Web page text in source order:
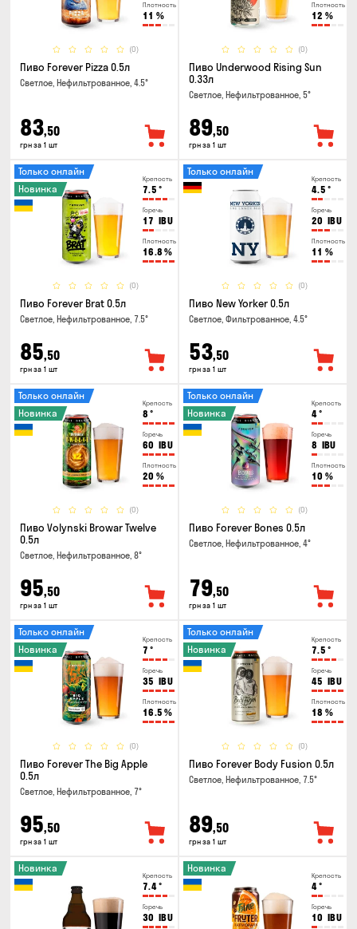
Плотность
11 %
(0)
Пиво Forever Pizza 0.5л
Светлое, Нефильтрованное, 4.5°
83,50
грн за 1 шт
Плотность
12 %
(0)
Пиво Underwood Rising Sun
0.33л
Светлое, Нефильтрованное, 5°
89,50
грн за 1 шт
Крепость
7.5 °
Горечь
17 IBU
Плотность
16.8 %
(0)
Только онлайн
Новинка
Пиво Forever Brat 0.5л
Светлое, Нефильтрованное, 7.5°
85,50
грн за 1 шт
Крепость
4.5 °
Горечь
20 IBU
Плотность
11 %
(0)
Только онлайн
Пиво New Yorker 0.5л
Светлое, Фильтрованное, 4.5°
53,50
грн за 1 шт
Крепость
8 °
Горечь
60 IBU
Плотность
20 %
(0)
Только онлайн
Новинка
Пиво Volynski Browar Twelve
0.5л
Светлое, Нефильтрованное, 8°
95,50
грн за 1 шт
Крепость
4°
Горечь
8 IBU
Плотность
10 %
(0)
Только онлайн
Новинка
Пиво Forever Bones 0.5л
Светлое, Нефильтрованное, 4°
79,50
грн за 1 шт
Крепость
7 °
Горечь
35 IBU
Плотность
16.5 %
(0)
Только онлайн
Новинка
Пиво Forever The Big Apple
0.5л
Светлое, Нефильтрованное, 7°
95,50
грн за 1 шт
Крепость
7.5 °
Горечь
45 IBU
Плотность
18 %
(0)
Только онлайн
Новинка
Пиво Forever Body Fusion 0.5л
Светлое, Нефильтрованное, 7.5°
89,50
грн за 1 шт
Крепость
7.4°
Горечь
30 IBU
Новинка
Крепость
4°
Горечь
10 IBU
Новинка